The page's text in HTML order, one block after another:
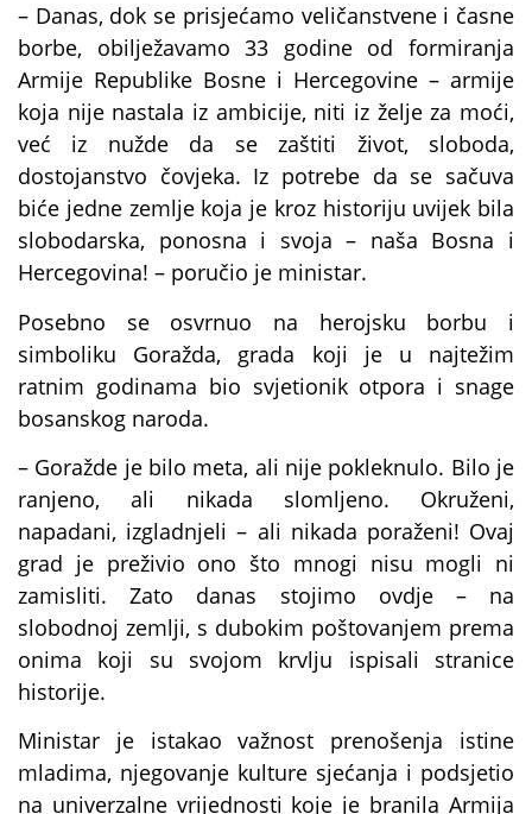
– Danas, dok se prisjećamo veličanstvene i časne
borbe, obilježavamo 33 godine od formiranja
Armije Republike Bosne i Hercegovine – armije
koja nije nastala iz ambicije, niti iz želje za moći,
već iz nužde da se zaštiti život, sloboda,
dostojanstvo čovjeka. Iz potrebe da se sačuva
biće jedne zemlje koja je kroz historiju uvijek bila
slobodarska, ponosna i svoja – naša Bosna i
Hercegovina! – poručio je ministar.
Posebno se osvrnuo na herojsku borbu i
simboliku Goražda, grada koji je u najtežim
ratnim godinama bio svjetionik otpora i snage
bosanskog naroda.
– Goražde je bilo meta, ali nije pokleknulo. Bilo je
ranjeno, ali nikada slomljeno. Okruženi,
napadani, izgladnjeli – ali nikada poraženi! Ovaj
grad je preživio ono što mnogi nisu mogli ni
zamisliti. Zato danas stojimo ovdje – na
slobodnoj zemlji, s dubokim poštovanjem prema
onima koji su svojom krvlju ispisali stranice
historije.
Ministar je istakao važnost prenošenja istine
mladima, njegovanje kulture sjećanja i podsjetio
na univerzalne vrijednosti koje je branila Armija